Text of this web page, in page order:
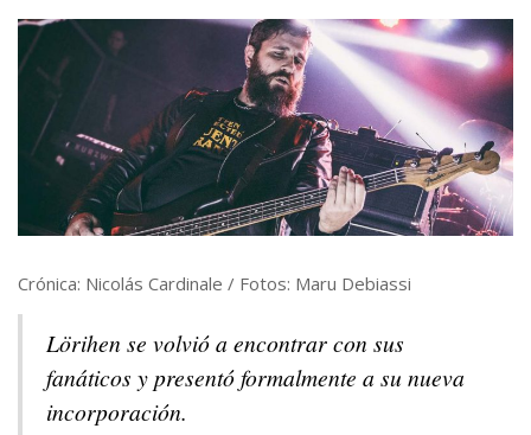
Crónica: Nicolás Cardinale / Fotos: Maru Debiassi
Lörihen se volvió a encontrar con sus
fanáticos y presentó formalmente a su nueva
incorporación.